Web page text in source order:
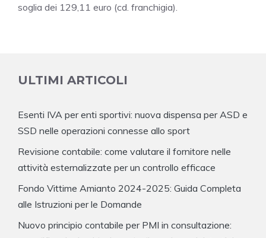
soglia dei 129,11 euro (cd. franchigia).
ULTIMI ARTICOLI
Esenti IVA per enti sportivi: nuova dispensa per ASD e
SSD nelle operazioni connesse allo sport
Revisione contabile: come valutare il fornitore nelle
attività esternalizzate per un controllo efficace
Fondo Vittime Amianto 2024-2025: Guida Completa
alle Istruzioni per le Domande
Nuovo principio contabile per PMI in consultazione: